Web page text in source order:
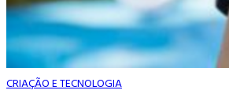
CRIAÇÃO E TECNOLOGIA